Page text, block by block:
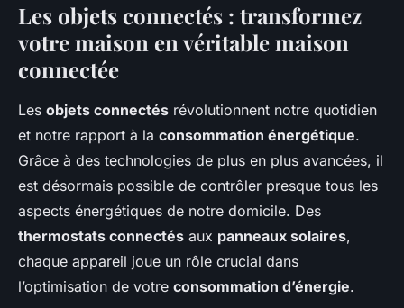
Les objets connectés : transformez
votre maison en véritable maison
connectée
Les objets connectés révolutionnent notre quotidien
et notre rapport à la consommation énergétique.
Grâce à des technologies de plus en plus avancées, il
est désormais possible de contrôler presque tous les
aspects énergétiques de notre domicile. Des
thermostats connectés aux panneaux solaires,
chaque appareil joue un rôle crucial dans
l’optimisation de votre consommation d’énergie.